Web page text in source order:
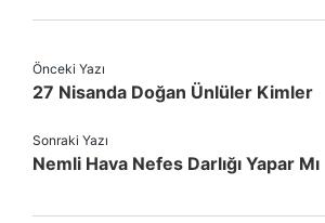
Önceki Yazı
27 Nisanda Doğan Ünlüler Kimler
Sonraki Yazı
Nemli Hava Nefes Darlığı Yapar Mı